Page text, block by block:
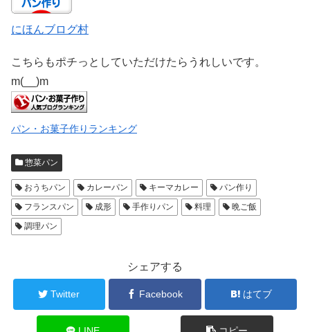
にほんブログ村
こちらもポチっとしていただけたらうれしいです。
m(__)m
パン・お菓子作りランキング
惣菜パン
おうちパン カレーパン キーマカレー
パン作り
フランスパン
成形 手作りパン 料理
晩ご飯
調理パン
シェアする
Twitter Facebook はてブ